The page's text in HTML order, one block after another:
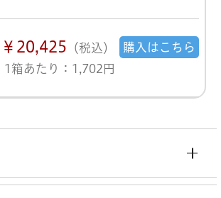
￥20,425 （税込）
1箱あたり：1,702円
購入はこちら